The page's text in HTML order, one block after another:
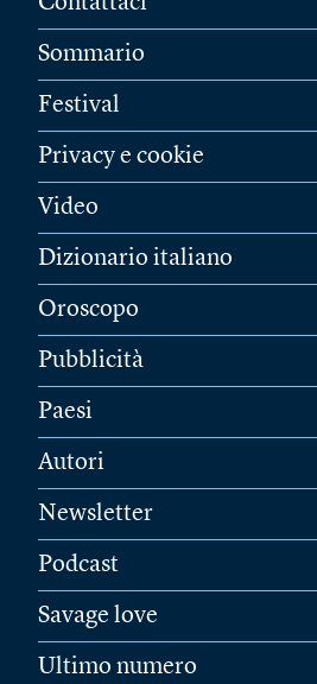
Sommario
Festival
Privacy e cookie
Video
Dizionario italiano
Oroscopo
Pubblicità
Paesi
Autori
Newsletter
Podcast
Savage love
Ultimo numero